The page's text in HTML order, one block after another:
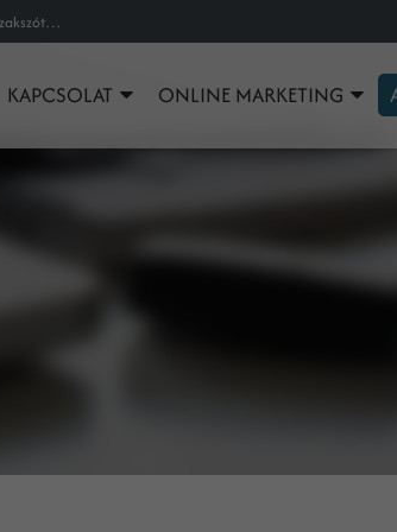
Ismerd meg a linkelés kifejezés pontos jelentését az online marketing szakszótárból!
KAPCSOLAT ONLINE MARKETING